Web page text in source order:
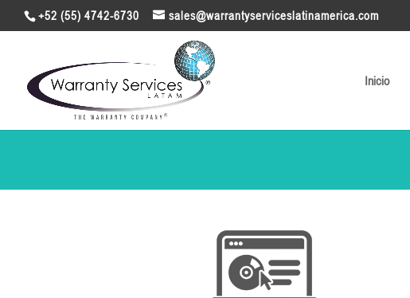
+52 (55) 4742-6730 sales@warrantyserviceslatinamerica.com
Inicio